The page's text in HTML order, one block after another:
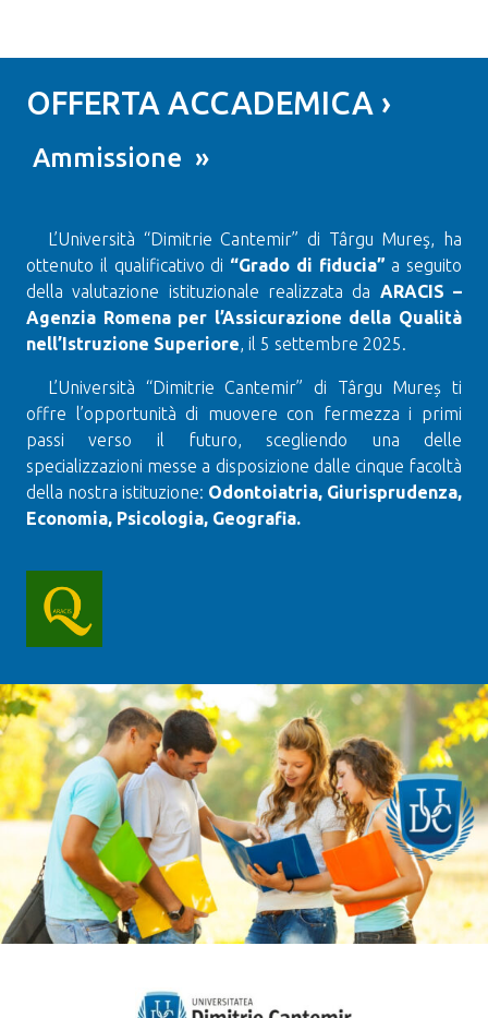
OFFERTA ACCADEMICA ›
Ammissione »
L’Università “Dimitrie Cantemir” di Târgu Mureş, ha
ottenuto il qualificativo di “Grado di fiducia” a seguito
della valutazione istituzionale realizzata da ARACIS –
Agenzia Romena per l’Assicurazione della Qualità
nell’Istruzione Superiore , il 5 settembre 2025.
L’Università “Dimitrie Cantemir” di Târgu Mureș ti
offre l’opportunità di muovere con fermezza i primi
passi verso il futuro, scegliendo una delle
specializzazioni messe a disposizione dalle cinque facoltà
della nostra istituzione: Odontoiatria, Giurisprudenza,
Economia, Psicologia, Geografia.